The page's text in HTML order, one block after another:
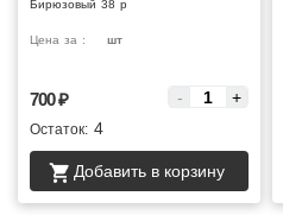
Бирюзовый 38 р
Цена за : шт
700₽ - +
Остаток: 4
Добавить в корзину